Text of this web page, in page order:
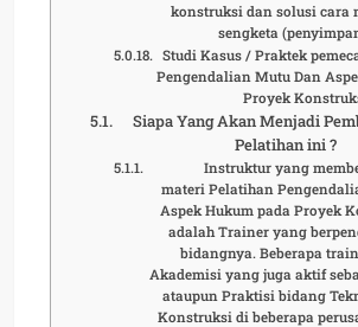
konstruksi dan solusi cara
sengketa
Studi Kasus / Praktek
Pengendalian Mutu Dan
Proyek
Siapa Yang Akan Menjadi
Pelatihan ini ?
Instruktur yang
materi Pelatihan
Aspek Hukum pada Proyek
adalah Trainer yang
bidangnya. Beberapa
Akademisi yang juga aktif
ataupun Praktisi bidang
Konstruksi di beberapa